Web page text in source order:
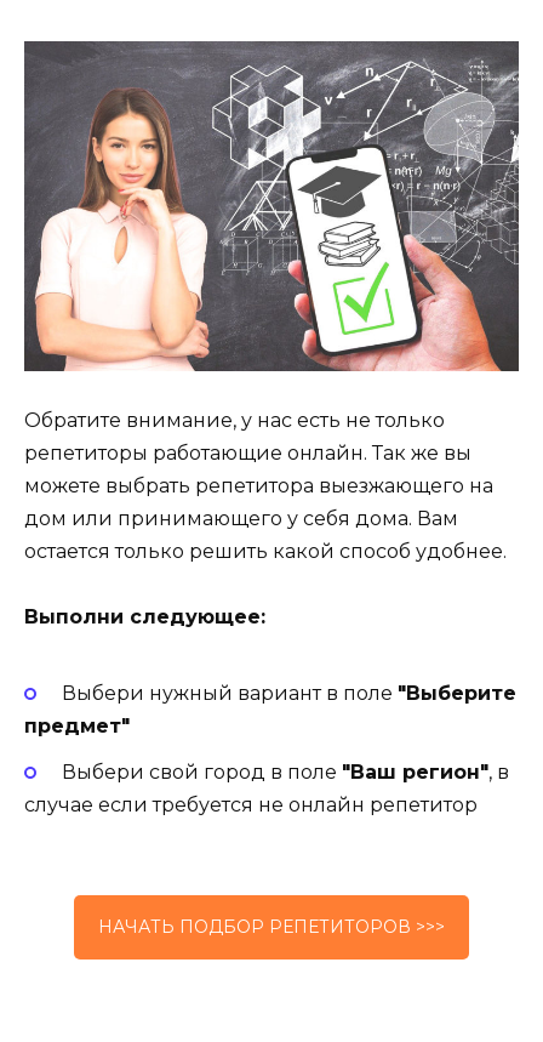
Обратите внимание, у нас есть не только
репетиторы работающие онлайн. Так же вы
можете выбрать репетитора выезжающего на
дом или принимающего у себя дома. Вам
остается только решить какой способ удобнее.
Выполни следующее:
Выбери нужный вариант в поле "Выберите
предмет"
Выбери свой город в поле "Ваш регион", в
случае если требуется не онлайн репетитор
НАЧАТЬ ПОДБОР РЕПЕТИТОРОВ >>>